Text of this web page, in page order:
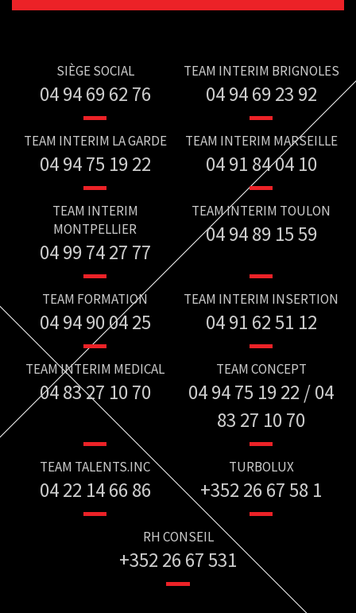
SIÈGE SOCIAL
04 94 69 62 76
TEAM INTERIM BRIGNOLES
04 94 69 23 92
TEAM INTERIM LA GARDE
04 94 75 19 22
TEAM INTERIM MARSEILLE
04 91 84 04 10
TEAM INTERIM
MONTPELLIER
04 99 74 27 77
TEAM INTERIM TOULON
04 94 89 15 59
TEAM FORMATION
04 94 90 04 25
TEAM INTERIM INSERTION
04 91 62 51 12
TEAM INTERIM MEDICAL
04 83 27 10 70
TEAM CONCEPT
04 94 75 19 22 / 04
83 27 10 70
TEAM TALENTS.INC
04 22 14 66 86
TURBOLUX
+352 26 67 58 1
RH CONSEIL
+352 26 67 531